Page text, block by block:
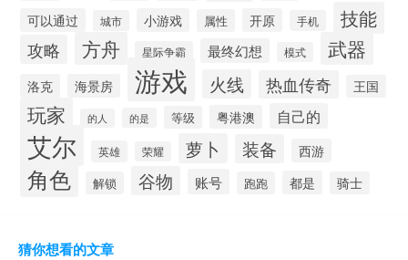
可以通过 城市 小游戏 属性 开原 手机 技能
攻略 方舟 星际争霸 最终幻想 模式 武器
洛克 海景房 游戏 火线 热血传奇 王国
玩家 的人 的是 等级 粤港澳 自己的
艾尔 英雄 荣耀 萝卜 装备 西游
角色 解锁 谷物 账号 跑跑 都是 骑士
猜你想看的文章